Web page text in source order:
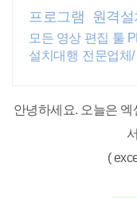
프로그램 원격
로그램 원격설치
모든 영상 편집 툴
설치대행 전문업체/
AS
안녕하세요. 오늘은
(